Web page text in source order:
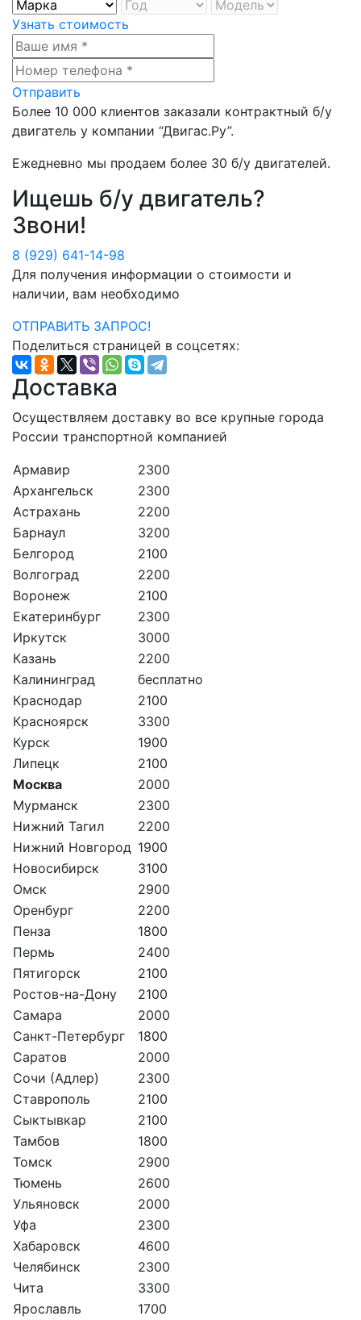
Узнать стоимость
Отправить
Более 10 000 клиентов заказали контрактный б/у
двигатель у компании “Двигас.Ру”.
Ежедневно мы продаем более 30 б/у двигателей.
Ищешь б/у двигатель?
Звони!
8 (929) 641-14-98
Для получения информации о стоимости и
наличии, вам необходимо
ОТПРАВИТЬ ЗАПРОС!
Поделиться страницей в соцсетях:
Доставка
Осуществляем доставку во все крупные города
России транспортной компанией
Армавир
2300
Архангельск
2300
Астрахань
2200
Барнаул
3200
Белгород
2100
Волгоград
2200
Воронеж
2100
Екатеринбург
2300
Иркутск
3000
Казань
2200
Калининград
бесплатно
Краснодар
2100
Красноярск
3300
Курск
1900
Липецк
2100
Москва
2000
Мурманск
2300
Нижний Тагил
2200
Нижний Новгород 1900
Новосибирск
3100
Омск
2900
Оренбург
2200
Пенза
1800
Пермь
2400
Пятигорск
2100
Ростов-на-Дону
2100
Самара
2000
Санкт-Петербург
1800
Саратов
2000
Сочи (Адлер)
2300
Ставрополь
2100
Сыктывкар
2100
Тамбов
1800
Томск
2900
Тюмень
2600
Ульяновск
2000
Уфа
2300
Хабаровск
4600
Челябинск
2300
Чита
3300
Ярославль
1700